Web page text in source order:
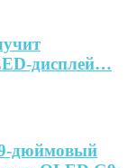
дисплей…
дюймовый